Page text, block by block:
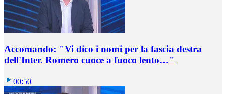
Accomando: "Vi dico i nomi per la fascia destra
dell'Inter. Romero cuoce a fuoco lento…"
00:50